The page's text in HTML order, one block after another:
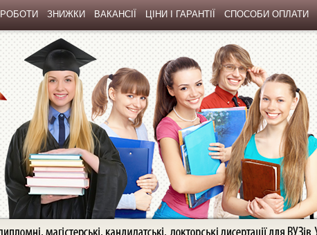
ЗНИЖКИ ВАКАНСІЇ ЦІНИ І ГАРАНТІЇ СПОСОБИ ОПЛАТИ